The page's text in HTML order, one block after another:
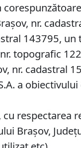
nr.
143795,
topografic
nr. cadastral
a
respectarea
Brașov,